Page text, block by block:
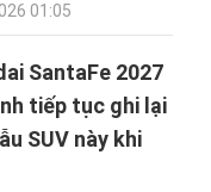
01:05
SantaFe 2027
tiếp tục ghi lại
SUV này khi